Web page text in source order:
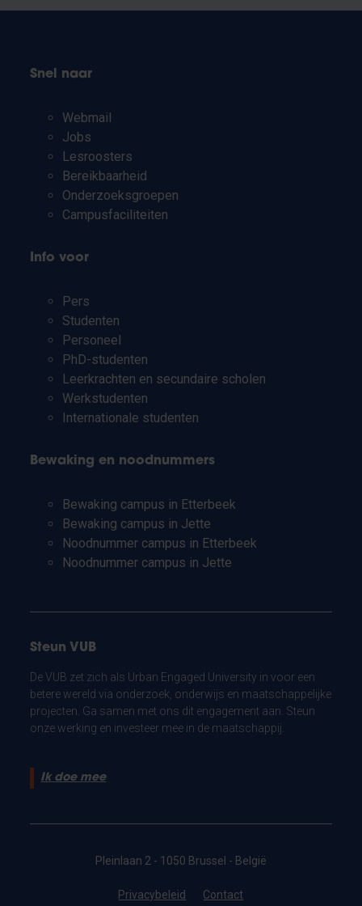
Snel naar
Webmail
Jobs
Lesroosters
Bereikbaarheid
Onderzoeksgroepen
Campusfaciliteiten
Info voor
Pers
Studenten
Personeel
PhD-studenten
Leerkrachten en secundaire scholen
Werkstudenten
Internationale studenten
Bewaking en noodnummers
Bewaking campus in Etterbeek
Bewaking campus in Jette
Noodnummer campus in Etterbeek
Noodnummer campus in Jette
Steun VUB
De VUB zet zich als Urban Engaged University in voor een
betere wereld via onderzoek, onderwijs en maatschappelijke
projecten. Ga samen met ons dit engagement aan. Steun
onze werking en investeer mee in de maatschappij.
Ik doe mee
Pleinlaan 2 - 1050 Brussel - België
Privacybeleid Contact